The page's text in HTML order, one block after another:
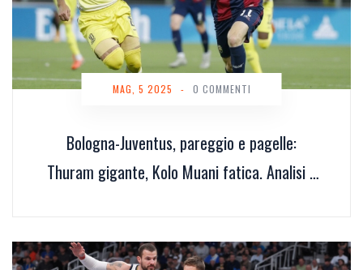
Bologna-Juventus, pareggio e pagelle:
Thuram gigante, Kolo Muani fatica. Analisi e
MAG, 5 2025 - 0 COMMENTI